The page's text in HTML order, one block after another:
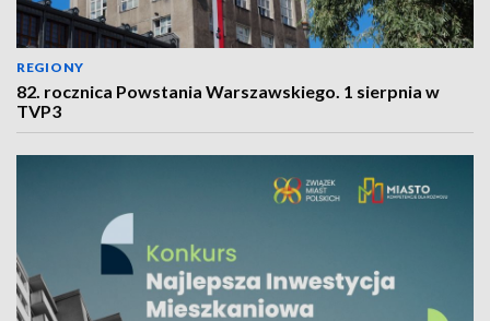
REGIONY
82. rocznica Powstania Warszawskiego. 1 sierpnia w
TVP3